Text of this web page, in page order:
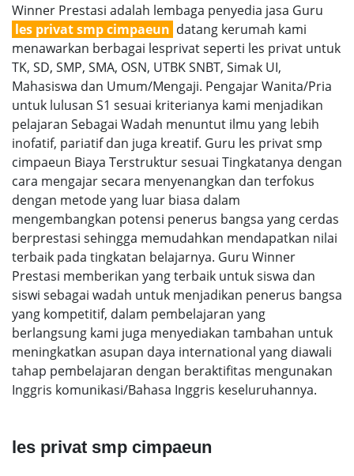
Winner Prestasi adalah lembaga penyedia jasa Guru
les privat smp cimpaeun datang kerumah kami
menawarkan berbagai lesprivat seperti les privat untuk
TK, SD, SMP, SMA, OSN, UTBK SNBT, Simak UI,
Mahasiswa dan Umum/Mengaji. Pengajar Wanita/Pria
untuk lulusan S1 sesuai kriterianya kami menjadikan
pelajaran Sebagai Wadah menuntut ilmu yang lebih
inofatif, pariatif dan juga kreatif. Guru les privat smp
cimpaeun Biaya Terstruktur sesuai Tingkatanya dengan
cara mengajar secara menyenangkan dan terfokus
dengan metode yang luar biasa dalam
mengembangkan potensi penerus bangsa yang cerdas
berprestasi sehingga memudahkan mendapatkan nilai
terbaik pada tingkatan belajarnya. Guru Winner
Prestasi memberikan yang terbaik untuk siswa dan
siswi sebagai wadah untuk menjadikan penerus bangsa
yang kompetitif, dalam pembelajaran yang
berlangsung kami juga menyediakan tambahan untuk
meningkatkan asupan daya international yang diawali
tahap pembelajaran dengan beraktifitas mengunakan
Inggris komunikasi/Bahasa Inggris keseluruhannya.
les privat smp cimpaeun